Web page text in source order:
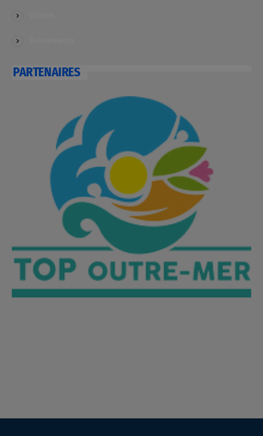
PARTENAIRES